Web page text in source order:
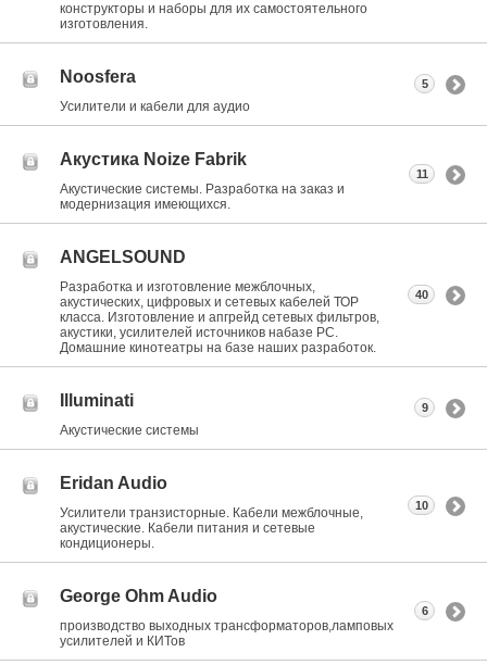
конструкторы и наборы для их самостоятельного
изготовления.
Noosfera
Усилители и кабели для аудио
5
Акустика Noize Fabrik
Акустические системы. Разработка на заказ и
модернизация имеющихся.
11
ANGELSOUND
Разработка и изготовление межблочных,
акустических, цифровых и сетевых кабелей ТОР
класса. Изготовление и апгрейд сетевых фильтров,
акустики, усилителей источников набазе РС.
Домашние кинотеатры на базе наших разработок.
40
Illuminati
Акустические системы
9
Eridan Audio
Усилители транзисторные. Кабели межблочные,
акустические. Кабели питания и сетевые
кондиционеры.
10
George Ohm Audio
производство выходных трансформаторов,ламповых
усилителей и КИТов
6